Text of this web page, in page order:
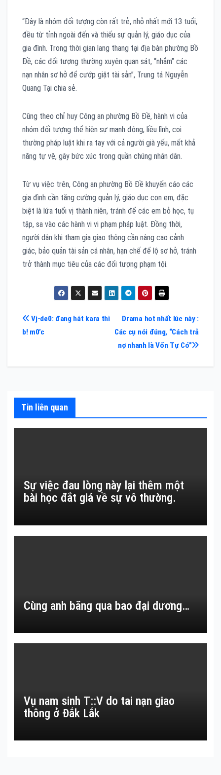
“Đây là nhóm đối tượng còn rất trẻ, nhỏ nhất mới 13 tuổi,
đều từ tỉnh ngoài đến và thiếu sự quản lý, giáo dục của
gia đình. Trong thời gian lang thang tại địa bàn phường Bồ
Đề, các đối tượng thường xuyên quan sát, “nhắm” các
nạn nhân sơ hở để cướp giật tài sản”, Trung tá Nguyễn
Quang Tại chia sẻ.
Cũng theo chỉ huy Công an phường Bồ Đề, hành vi của
nhóm đối tượng thể hiện sự manh động, liều lĩnh, coi
thường pháp luật khi ra tay với cả người già yếu, mất khả
năng tự vệ, gây bức xúc trong quần chúng nhân dân.
Từ vụ việc trên, Công an phường Bồ Đề khuyến cáo các
gia đình cần tăng cường quản lý, giáo dục con em, đặc
biệt là lứa tuổi vị thành niên, tránh để các em bỏ học, tụ
tập, sa vào các hành vi vi phạm pháp luật. Đồng thời,
người dân khi tham gia giao thông cần nâng cao cảnh
giác, bảo quản tài sản cá nhân, hạn chế để lộ sơ hở, tránh
trở thành mục tiêu của các đối tượng phạm tội.
Điều
bài
Drama hot nhất lúc này :
Các cụ nói đúng, “Cách trả
nợ nhanh là Vốn Tự Có”
Vj-de0: đang hát kara thì
b! m0’c
Tin liên quan
Sự việc đau lòng này lại thêm một
bài học đắt giá về sự vô thường.
Cùng anh băng qua bao đại dương…
Vụ nam sinh T::V do tai nạn giao
thông ở Đắk Lắk